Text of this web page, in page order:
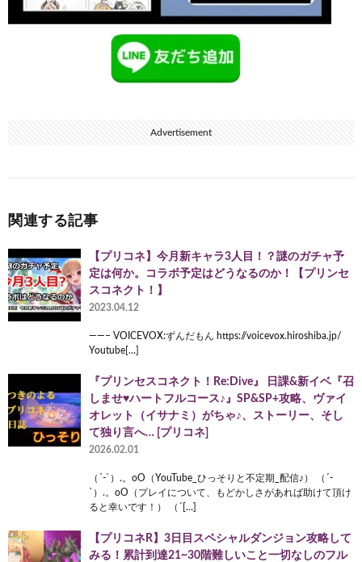
Advertisement
関連する記事
【プリコネ】今月新キャラ3人目！？謎のガチャ予
定は何か。コラボ予定はどうなるのか！【プリンセ
スコネクト！】
2023.04.12
——– VOICEVOX:ずんだもん https://voicevox.hiroshiba.jp/
Youtube[…]
『プリンセスコネクト！Re:Dive』 日課&新イベ『召
しませ♥ハートフルコース♪』SP&SP+攻略、ヴァイ
オレット（イサナミ）がちゃ♪、ストーリー、そし
て独り言へ… [プリコネ]
2026.02.01
（´-`）.。oO（YouTube_ひっそりと不定期_配信♪） （´-
`）.。oO（プレイについて、もどかしさがあれば助けて頂け
ると幸いです！） （´[…]
【プリコネR】3日目スペシャルダンジョン攻略して
みる！累計到達21~30階難しいこと一切なしのフル